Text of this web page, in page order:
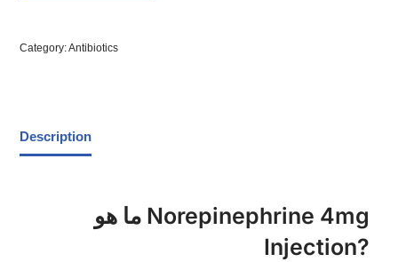
Category:Antibiotics
Description
ما هو Norepinephrine 4mg
Injection?